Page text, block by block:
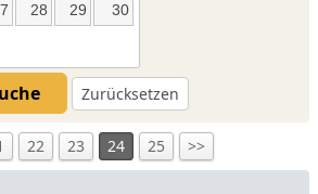
28 29
30
Zurücksetzen
22 23 24 25 >>